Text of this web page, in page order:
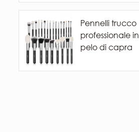
Pennelli trucco
professionale in
pelo di capra